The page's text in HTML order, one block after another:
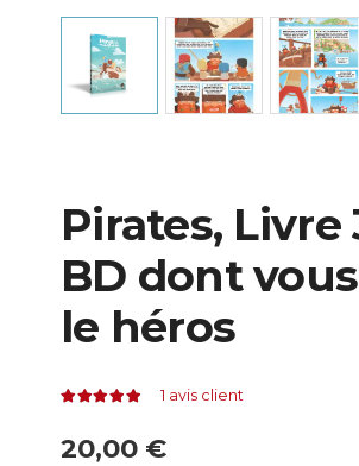
Pirates, Livre
BD dont
le héros
1 avis client
20,00 €